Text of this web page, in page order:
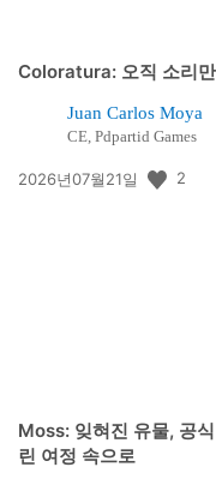
Coloratura: 오직 소리
Juan Carlos Moya
CE, Pdpartid Games
공
2026년07월21일 2
Moss: 잊혀진 유물, 공
린 여정 속으로